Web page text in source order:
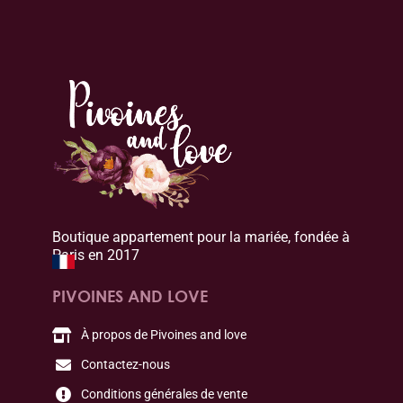
Boutique appartement pour la mariée, fondée à
Paris en 2017
PIVOINES AND LOVE
À propos de Pivoines and love
Contactez-nous
Conditions générales de vente